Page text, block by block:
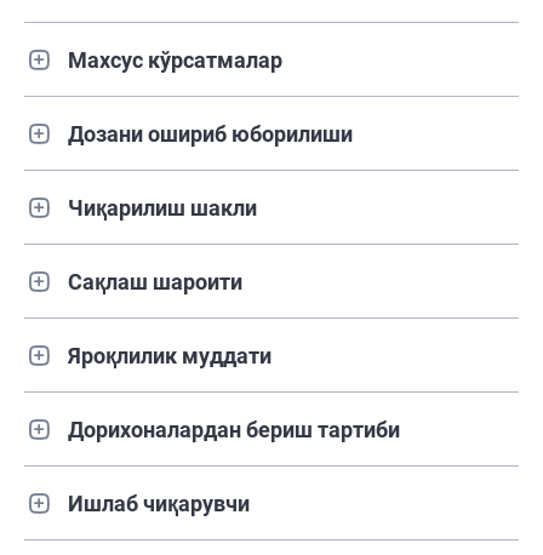
Махсус кўрсатмалар
Дозани ошириб юборилиши
Чиқарилиш шакли
Сақлаш шароити
Яроқлилик муддати
Дорихоналардан бериш тартиби
Ишлаб чиқарувчи